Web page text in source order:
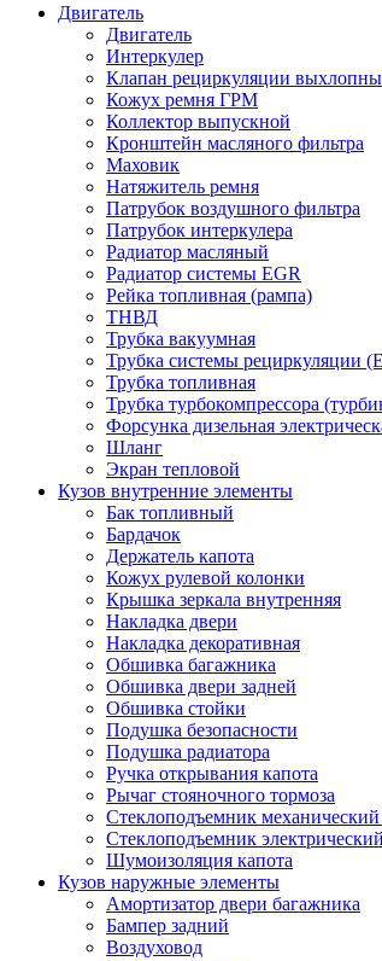
Двигатель
Двигатель
Интеркулер
Клапан рециркуляции
Кожух ремня ГРМ
Коллектор выпускной
Кронштейн масляного фильтра
Маховик
Натяжитель ремня
Патрубок воздушного фильтра
Патрубок интеркулера
Радиатор масляный
Радиатор системы EGR
Рейка топливная (рампа)
ТНВД
Трубка вакуумная
Трубка системы рециркуляции
Трубка топливная
Трубка турбокомпрессора
Форсунка дизельная
Шланг
Экран тепловой
Кузов внутренние элементы
Бак топливный
Бардачок
Держатель капота
Кожух рулевой колонки
Крышка зеркала внутренняя
Накладка двери
Накладка декоративная
Обшивка багажника
Обшивка двери задней
Обшивка стойки
Подушка безопасности
Подушка радиатора
Ручка открывания капота
Рычаг стояночного тормоза
Стеклоподъемник механический
Стеклоподъемник
Шумоизоляция капота
Кузов наружные элементы
Амортизатор двери багажника
Бампер задний
Воздуховод